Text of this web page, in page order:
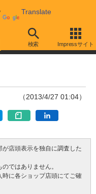
Translate
検索 Impressサイト
（2013/4/27 01:04）
店頭表示を独自に調査した
ではありません。
に各ショップ店頭にてご確